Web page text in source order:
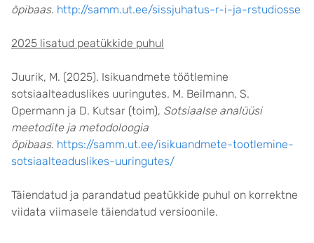
õpibaas. http://samm.ut.ee/sissjuhatus-r-i-ja-rstudiosse
2025 lisatud peatükkide puhul
Juurik, M. (2025). Isikuandmete töötlemine
sotsiaalteaduslikes uuringutes. M. Beilmann, S.
Opermann ja D. Kutsar (toim), Sotsiaalse analüüsi
meetodite ja metodoloogia
õpibaas. https://samm.ut.ee/isikuandmete-tootlemine-
sotsiaalteaduslikes-uuringutes/
Täiendatud ja parandatud peatükkide puhul on korrektne
viidata viimasele täiendatud versioonile.